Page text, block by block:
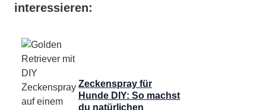
interessieren:
Zeckenspray für
Hunde DIY: So machst
du natürlichen